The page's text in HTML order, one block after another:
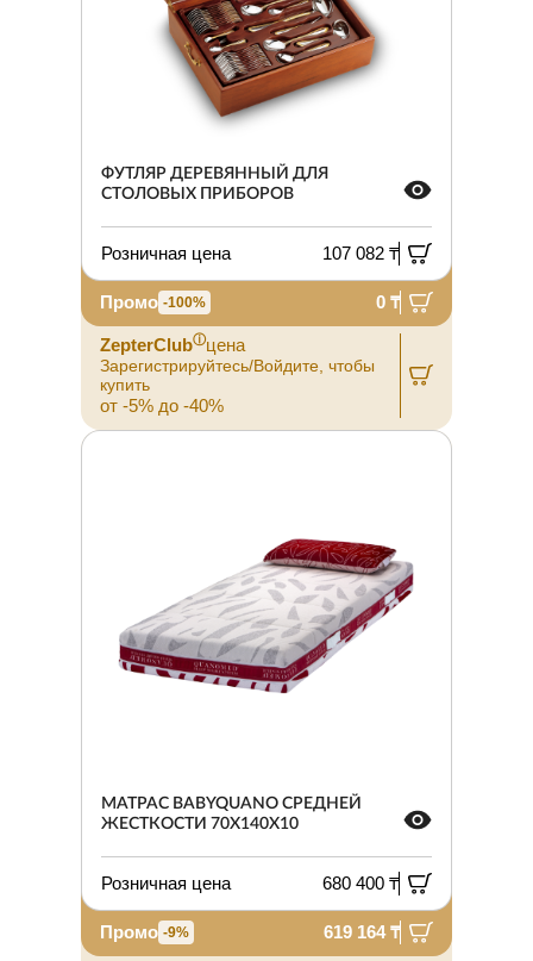
ФУТЛЯР ДЕРЕВЯННЫЙ ДЛЯ
СТОЛОВЫХ ПРИБОРОВ
Розничная цена 107 082 ₸
Промо -100% 0 ₸
ZepterClubⓘцена
Зарегистрируйтесь/Войдите, чтобы
купить
от -5% до -40%
МАТРАС BABYQUANO СРЕДНЕЙ
ЖЕСТКОСТИ 70X140X10
Розничная цена 680 400 ₸
Промо -9% 619 164 ₸